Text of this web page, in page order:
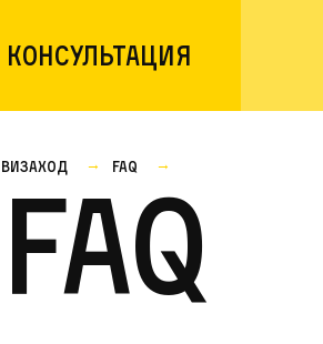
Консультация
Визаход faq
FAQ